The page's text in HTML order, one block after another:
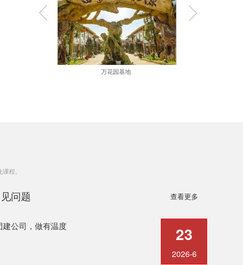
湄潭茶海基地
程。
查看更多
问题
建公司，做有温度 23
2026-6